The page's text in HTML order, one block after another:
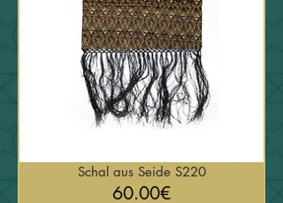
Schal aus Seide S220
60.00€السعر